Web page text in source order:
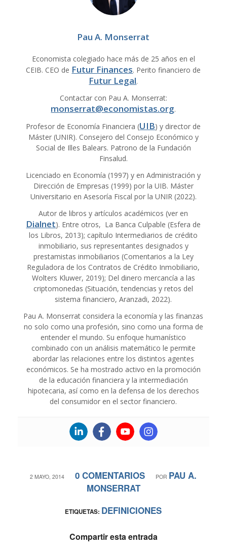
Pau A. Monserrat
Economista colegiado hace más de 25 años en el
CEIB. CEO de Futur Finances. Perito financiero de
Futur Legal.
Contactar con Pau A. Monserrat:
monserrat@economistas.org.
Profesor de Economía Financiera (UIB) y director de
Máster (UNIR). Consejero del Consejo Económico y
Social de Illes Balears. Patrono de la Fundación
Finsalud.
Licenciado en Economía (1997) y en Administración y
Dirección de Empresas (1999) por la UIB. Máster
Universitario en Asesoría Fiscal por la UNIR (2022).
Autor de libros y artículos académicos (ver en
Dialnet). Entre otros, La Banca Culpable (Esfera de
los Libros, 2013); capítulo Intermediarios de crédito
inmobiliario, sus representantes designados y
prestamistas inmobiliarios (Comentarios a la Ley
Reguladora de los Contratos de Crédito Inmobiliario,
Wolters Kluwer, 2019); Del dinero mercancía a las
criptomonedas (Situación, tendencias y retos del
sistema financiero, Aranzadi, 2022).
Pau A. Monserrat considera la economía y las finanzas
no solo como una profesión, sino como una forma de
entender el mundo. Su enfoque humanístico
combinado con un análisis matemático le permite
abordar las relaciones entre los distintos agentes
económicos. Se ha mostrado activo en la promoción
de la educación financiera y la intermediación
hipotecaria, así como en la defensa de los derechos
del consumidor en el sector financiero.
2 MAYO, 2014
/ 0 COMENTARIOS
/ POR PAU A.
MONSERRAT
ETIQUETAS: DEFINICIONES
Compartir esta entrada